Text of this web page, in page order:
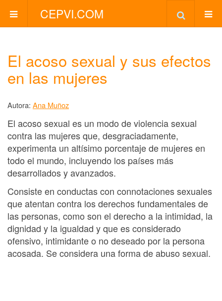
CEPVI.COM
El acoso sexual y sus efectos
en las mujeres
Autora: Ana Muñoz
El acoso sexual es un modo de violencia sexual
contra las mujeres que, desgraciadamente,
experimenta un altísimo porcentaje de mujeres en
todo el mundo, incluyendo los países más
desarrollados y avanzados.
Consiste en conductas con connotaciones sexuales
que atentan contra los derechos fundamentales de
las personas, como son el derecho a la intimidad, la
dignidad y la igualdad y que es considerado
ofensivo, intimidante o no deseado por la persona
acosada. Se considera una forma de abuso sexual.